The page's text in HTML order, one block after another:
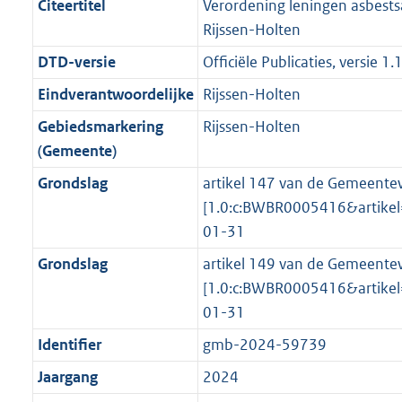
f
r
m
a
a
t
b
n
o
r
m
a
a
b
i
f
o
r
m
a
K
e
n
f
o
r
m
5
b
o
o
t
t
e
:
3
K
b
r
o
o
t
t
e
:
3
K
Citeertitel
Verordening leningen
Rijssen-Holten
DTD-versie
Officiële Publicaties, versie 1.1
Eindverantwoordelijke Rijssen-Holten
Gebiedsmarkering
(Gemeente)
Rijssen-Holten
Grondslag
artikel 147 van de
01-31
Grondslag
artikel 149 van de
01-31
Identifier
gmb-2024-59739
Jaargang
2024